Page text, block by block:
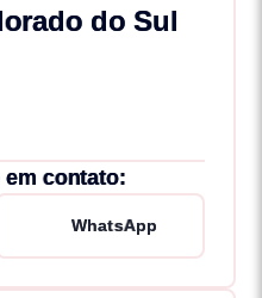
do Sul
em contato:
WhatsApp